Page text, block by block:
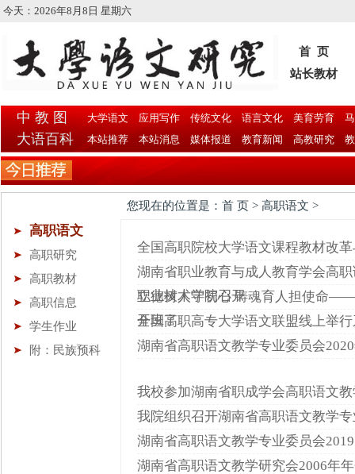
今天： 2026年8月8日 星期六
首 页
站长教材
中 教 图
大语百科
大学语文 应用写作 传统文化 语言文化 美育劳育
本站推荐
本站消息 媒体报道 教育新闻 高教研究
您现在的位置是：首 页 > 高职语文 >
高职语文
高职研究
高职教材
高职信息
学生作业
附：民族预科
全国高职院校大学语文课程教材改
湖南省职业教育与成人教育学会高
职业技术学院召开
立德树人守初心 铸魂育人担使命
开班了
全国高职高专大学语文联盟线上举
湖南省高职语文教学专业委员会
我校参加湖南省职成学会高职语文
我院组织召开湖南省高职语文教学
湖南省高职语文教学专业委员会
湖南省高职语文教学研究会2006年